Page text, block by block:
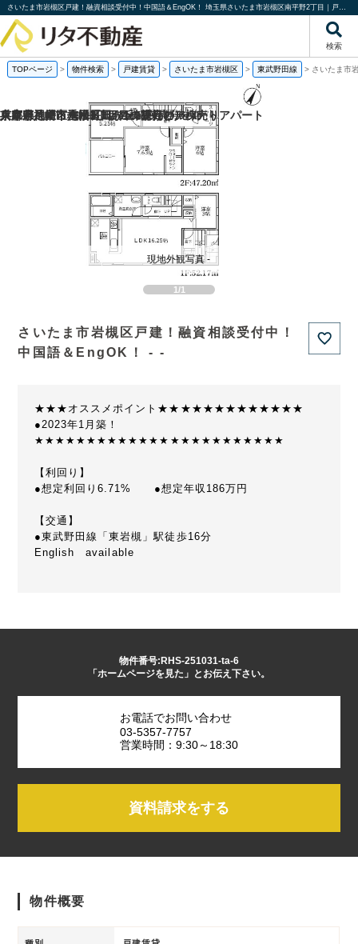
さいたま市岩槻区戸建！融資相談受付中！中国語＆EngOK！ 埼玉県さいたま市岩槻区南平野2丁目｜戸建賃貸｜投資物件や収益物件｜株式会社リタ不動産
検索
TOPページ > 物件検索 > 戸建賃貸 > さいたま市岩槻区 > 東武野田線 > さいたま市
1/1
現地外観写真 -
さいたま市岩槻区戸建！融資相談受付中！
中国語＆EngOK！ - -
★★★オススメポイント★★★★★★★★★★★★★
●2023年1月築！
★★★★★★★★★★★★★★★★★★★★★★★★
【利回り】
●想定利回り6.71% ●想定年収186万円
【交通】
●東武野田線「東岩槻」駅徒歩16分
English available
物件番号:RHS-251031-ta-6
「ホームページを見た」とお伝え下さい。
お電話でお問い合わせ
03-5357-7757
営業時間：9:30～18:30
資料請求をする
物件概要
兵庫県神戸市垂水区旭が丘3丁目の一棟売りアパート
兵庫県尼崎市七松町1丁目の1棟売りビル
京都府八幡市八幡長田の1棟売りビル
東京都足立区梅田1丁目の一棟売りアパート